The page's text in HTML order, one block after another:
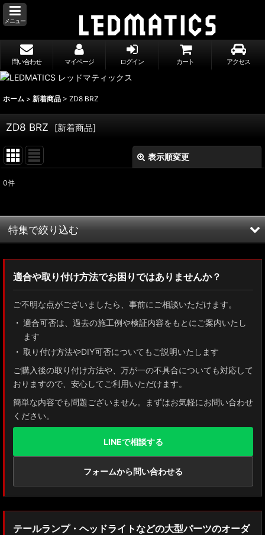
メニュー
問い合わせ マイページ ログイン カート アクセス
ホーム > 新着商品 > ZD8 BRZ
ZD8 BRZ [新着商品]
表示順変更
並び順:
0件
特集で絞り込む
ZN8 GR86
GUN125 ハイラックス
AXUH80/85 MXUA80/85 ハリアー
ZSU60 ハリアー
MXAA54 AXAH54/52 RAV4
GDJ150W/151 WTRJ150 ランドクルーザー プラド
ZVG11/ZSG10 カローラクロス
適合や取り付け方法でお困りではありませんか？
ご不明な点がございましたら、事前にご相談いただけます。
適合可否は、過去の施工例や検証内容をもとにご案内いたし
ます
取り付け方法やDIY可否についてもご説明いたします
ご購入後の取り付け方法や、万が一の不具合についても対応して
おりますので、安心してご利用いただけます。
簡単な内容でも問題ございません。まずはお気軽にお問い合わせ
ください。
LINEで相談する
フォームから問い合わせる
テールランプ・ヘッドライトなどの大型パーツのオーダ